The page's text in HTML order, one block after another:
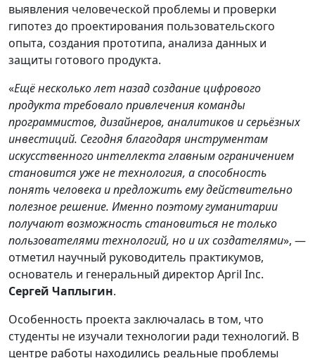
выявления человеческой проблемы и проверки
гипотез до проектирования пользовательского
опыта, создания прототипа, анализа данных и
защиты готового продукта.
«Ещё несколько лет назад создание цифрового
продукта требовало привлечения команды
программистов, дизайнеров, аналитиков и серьёзных
инвестиций. Сегодня благодаря инструментам
искусственного интеллекта главным ограничением
становится уже не технология, а способность
понять человека и предложить ему действительно
полезное решение. Именно поэтому гуманитарии
получают возможность становиться не только
пользователями технологий, но и их создателями», —
отметил научный руководитель практикумов,
основатель и генеральный директор April Inc.
Сергей Чаплыгин.
Особенность проекта заключалась в том, что
студенты не изучали технологии ради технологий. В
центре работы находились реальные проблемы